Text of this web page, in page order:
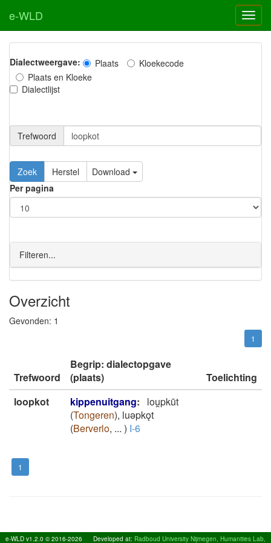
e-WLD
Dialectweergave: Plaats
Kloekecode
Plaats en Kloeke
Dialectlijst
Trefwoord
Download
Per pagina
Filteren...
Overzicht
Gevonden: 1
1
Trefwoord
Begrip: dialectopgave
(plaats)
Toelichting
loopkot
kippenuitgang:
lou̯pkūt
(Tongeren), luǝpkǫt
(Berverlo, ... ) I-6
1
e-WLD v1.2.0 © 2016-2026 Developed at: Radboud University Nijmegen, Humanities Lab,